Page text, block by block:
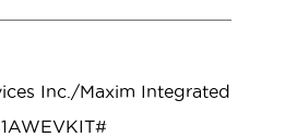
Inc./Maxim Integrated